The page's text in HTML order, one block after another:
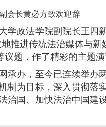
会长黄必方致欢迎辞
政法学院副院长王四
推进传统法治媒体与
题，作了精彩的主题演
办，至今已连续举办
为目标，深入贯彻落
国、加快法治中国建